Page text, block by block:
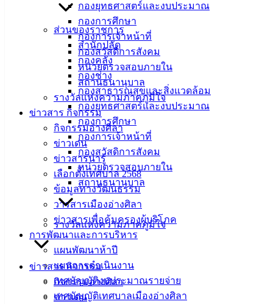
กองยุทธศาสตร์และงบประมาณ
กองการศึกษา
กองการเจ้าหน้าที่
กองสวัสดิการสังคม
หน่วยตรวจสอบภายใน
สถานธนานุบาล
รางวัลแห่งความภาคภูมิใจ
ข่าวสาร กิจกรรม
กิจกรรมอ่างศิลา
ข่าวเด่น
ข่าวสารน่ารู้
เลือกตั้งเทศบาล 2568
ข้อมูลทางวัฒนธรรม
วารสารเมืองอ่างศิลา
ข่าวสารเพื่อคุ้มครองผู้บริโภค
การพัฒนาและการบริหาร
แผนพัฒนาห้าปี
แผนการดำเนินงาน
เทศบัญญัติงบประมาณรายจ่าย
เทศบัญญัติเทศบาลเมืองอ่างศิลา
ส่วนของราชการ
สำนักปลัด
กองคลัง
กองช่าง
กองสาธารณสุขและสิ่งแวดล้อม
กองยุทธศาสตร์และงบประมาณ
กองการศึกษา
กองการเจ้าหน้าที่
กองสวัสดิการสังคม
หน่วยตรวจสอบภายใน
สถานธนานุบาล
รางวัลแห่งความภาคภูมิใจ
ข่าวสาร กิจกรรม
กิจกรรมอ่างศิลา
ข่าวเด่น
อ.เมือง จ.ชลบุรี
ประชาชน
ดาวน์โหลด
แบบ
ฟอร์ม,
เอกสาร
คู่มือ
สำหรับ
ประชาชน/
คู่มือการ
ปฏิบัติ
งาน
ข่าวสาร